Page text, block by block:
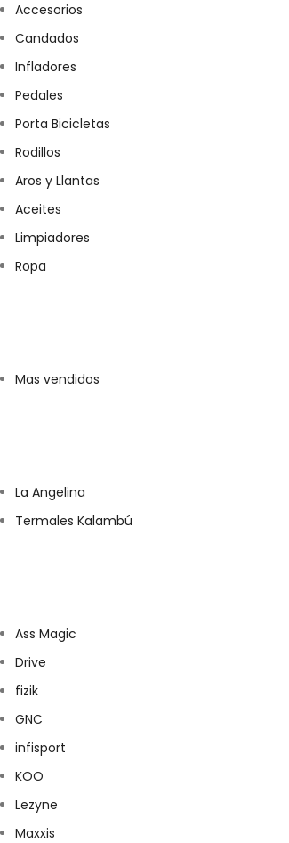
Accesorios
Candados
Infladores
Pedales
Porta Bicicletas
Rodillos
Aros y Llantas
Aceites
Limpiadores
Ropa
Mas vendidos
La Angelina
Termales Kalambú
Ass Magic
Drive
fizik
GNC
infisport
KOO
Lezyne
Maxxis